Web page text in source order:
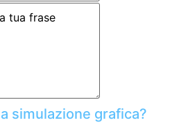
simulazione grafica?